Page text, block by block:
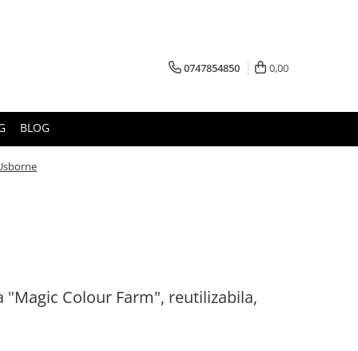
0747854850 0,00
BLOG
"Magic Colour Farm", reutilizabila,